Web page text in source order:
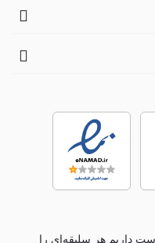
داریم هر سلیقه‌ای را